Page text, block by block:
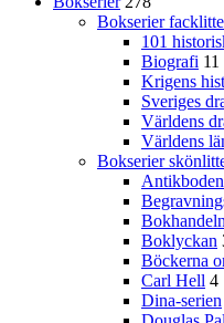
Bokserier
101
Biografi 11
Krigens
Sveriges
Världens
Världens
Bokserier
Boklyckan
Böckerna
Carl Hell 4
Dina-serien